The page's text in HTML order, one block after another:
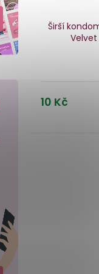
Širší
Velvet
10 Kč